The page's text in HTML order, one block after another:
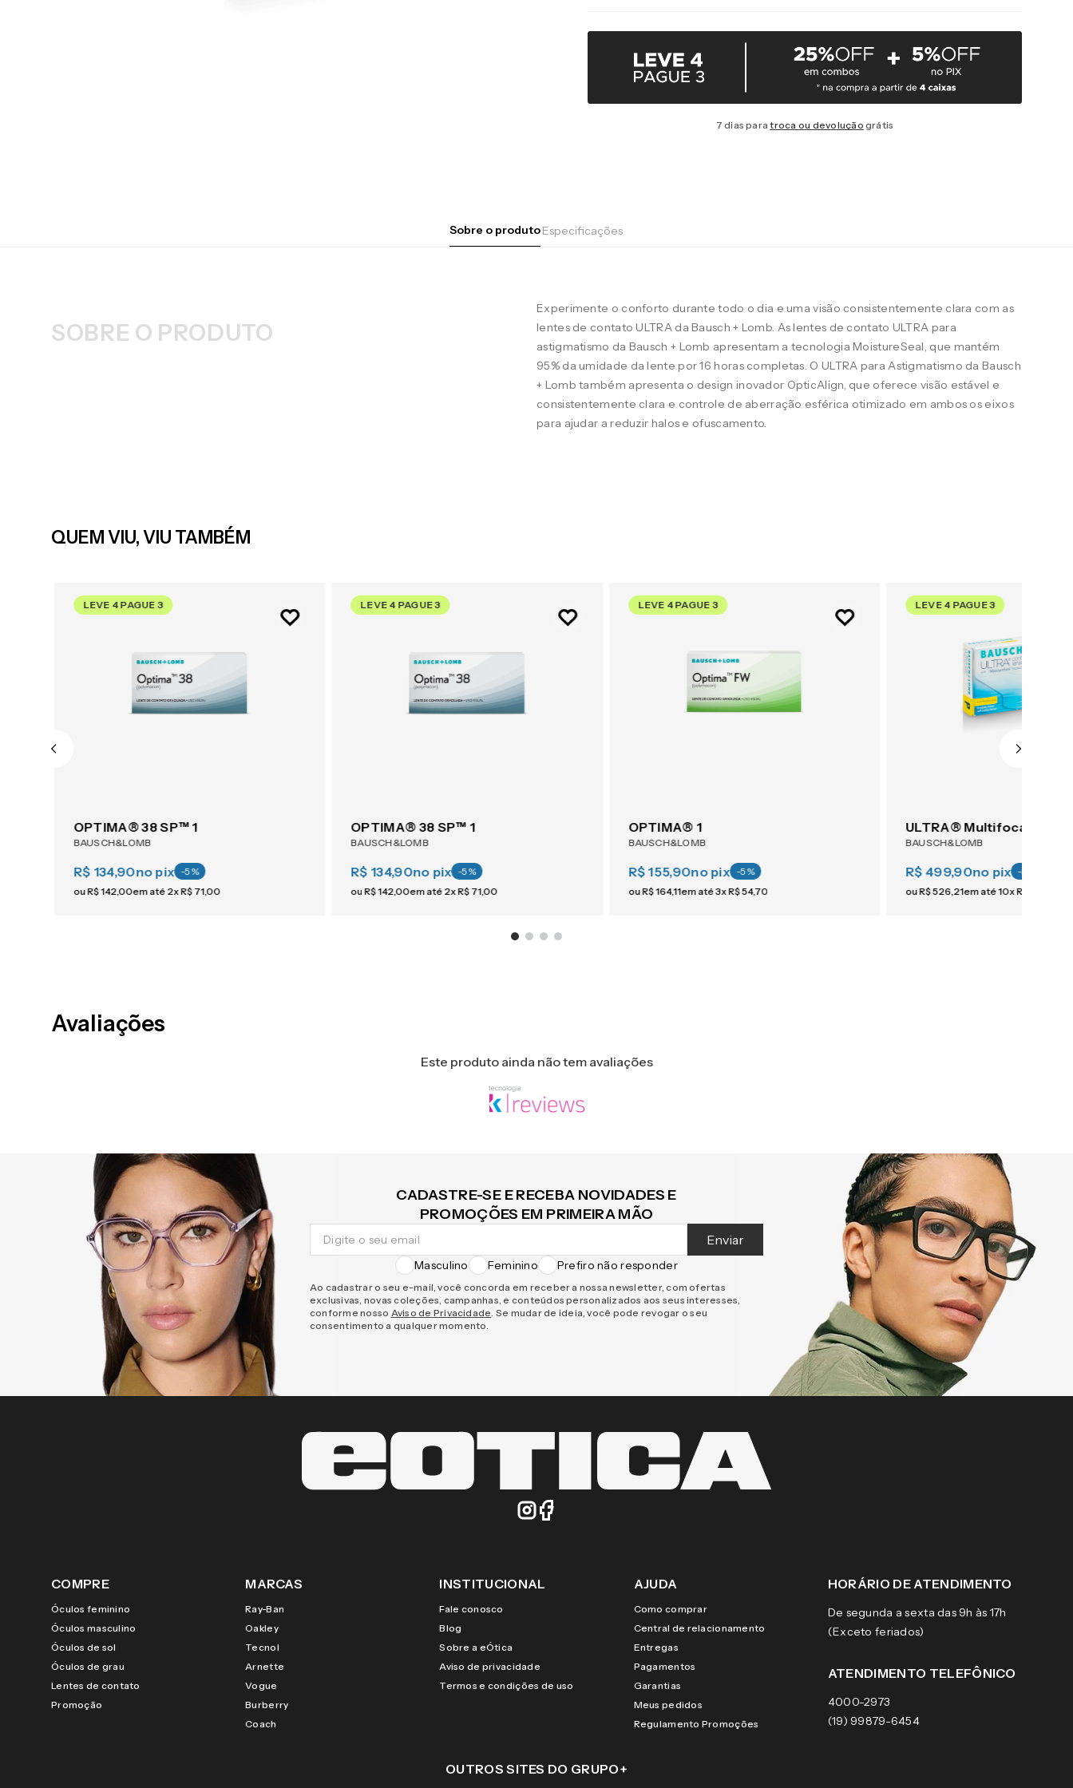
7 dias paratroca ou devolução grátis
Sobre o produtoEspecificações
SOBRE O PRODUTO
Experimente o conforto durante todo o dia e uma visão consistentemente clara com as
lentes de contato ULTRA da Bausch + Lomb. As lentes de contato ULTRA para
astigmatismo da Bausch + Lomb apresentam a tecnologia MoistureSeal, que mantém
95% da umidade da lente por 16 horas completas. O ULTRA para Astigmatismo da Bausch
+ Lomb também apresenta o design inovador OpticAlign, que oferece visão estável e
consistentemente clara e controle de aberração esférica otimizado em ambos os eixos
para ajudar a reduzir halos e ofuscamento.
QUEM VIU, VIU TAMBÉM
LEVE 4 PAGUE 3
OPTIMA® 38 SP™ 1
BAUSCH&LOMB
R$ 134,90no pix -5%
ouR$142,00em até 2xR$ 71,00
LEVE 4 PAGUE 3
OPTIMA® 38 SP™ 1
BAUSCH&LOMB
R$ 134,90no pix -5%
ouR$142,00em até 2xR$ 71,00
LEVE 4 PAGUE 3
OPTIMA® 1
BAUSCH&LOMB
R$ 155,90no pix -5%
ouR$164,11em até3xR$54,70
LEVE 4 PAGUE 3
ULTRA® Multifocal 6
BAUSCH&LOMB
R$ 499,90no pix -5
ouR$526 21em até10xR$
Avaliações
Este produto ainda não tem avaliações
CADASTRE-SE E RECEBA NOVIDADES E
PROMOÇÕES EM PRIMEIRA MÃO
Enviar
Masculino Feminino Prefiro não responder
Ao cadastrar o seu e-mail, você concorda em receber a nossa newsletter, com ofertas
exclusivas, novas coleções, campanhas, e conteúdos personalizados aos seus interesses,
conforme nosso Aviso de Privacidade. Se mudar de ideia, você pode revogar o seu
consentimento a qualquer momento.
COMPRE
Óculos feminino
Óculos masculino
Óculos de sol
Óculos de grau
Lentes de contato
Promoção
MARCAS
Ray-Ban
Oakley
Tecnol
Arnette
Vogue
Burberry
Coach
INSTITUCIONAL
Fale conosco
Blog
Sobre a eÓtica
Aviso de privacidade
Termos e condições de uso
AJUDA
Como comprar
Central de relacionamento
Entregas
Pagamentos
Garantias
Meus pedidos
Regulamento Promoções
HORÁRIO DE ATENDIMENTO
De segunda a sexta das 9h às 17h
(Exceto feriados)
ATENDIMENTO TELEFÔNICO
4000-2973
(19) 99879-6454
OUTROS SITES DO GRUPO+